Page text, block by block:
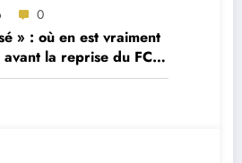
0
» : où en est vraiment
la reprise du FC